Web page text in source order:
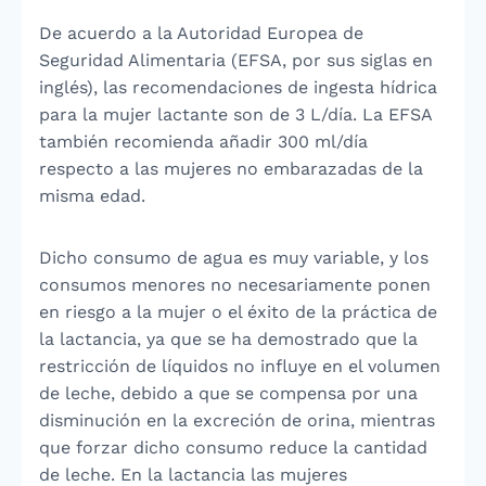
De acuerdo a la Autoridad Europea de
Seguridad Alimentaria (EFSA, por sus siglas en
inglés), las recomendaciones de ingesta hídrica
para la mujer lactante son de 3 L/día. La EFSA
también recomienda añadir 300 ml/día
respecto a las mujeres no embarazadas de la
misma edad.
Dicho consumo de agua es muy variable, y los
consumos menores no necesariamente ponen
en riesgo a la mujer o el éxito de la práctica de
la lactancia, ya que se ha demostrado que la
restricción de líquidos no influye en el volumen
de leche, debido a que se compensa por una
disminución en la excreción de orina, mientras
que forzar dicho consumo reduce la cantidad
de leche. En la lactancia las mujeres